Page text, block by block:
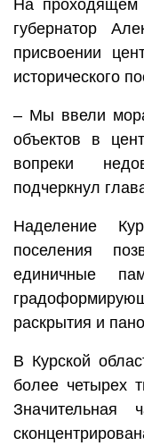
На
губернатор
присвоении
исторического
– Мы ввели
объектов в
вопреки
подчеркнул
Наделение
поселения
единичные
раскрытия и
В Курской
более четырех
Значительная